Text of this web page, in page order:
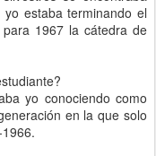
estaba terminando el
1967 la cátedra de
yo conociendo como
en la que solo